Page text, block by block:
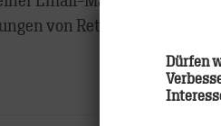
von Return Path,…
Dürfen